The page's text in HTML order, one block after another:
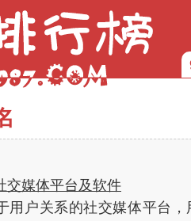
交媒体平台及软件
用户关系的社交媒体平台